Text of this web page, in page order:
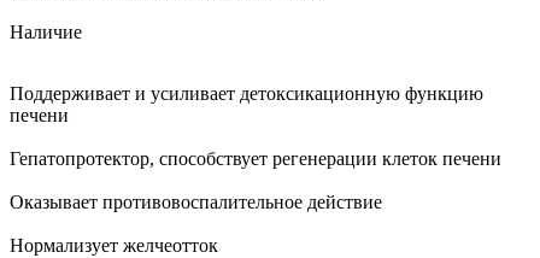
Наличие
Поддерживает и усиливает детоксикационную функцию
печени
Гепатопротектор, способствует регенерации клеток печени
Оказывает противовоспалительное действие
Нормализует желчеотток